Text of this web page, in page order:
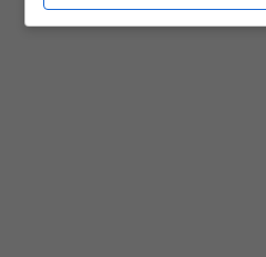
Ascoltare musica (BluesHouse.it)